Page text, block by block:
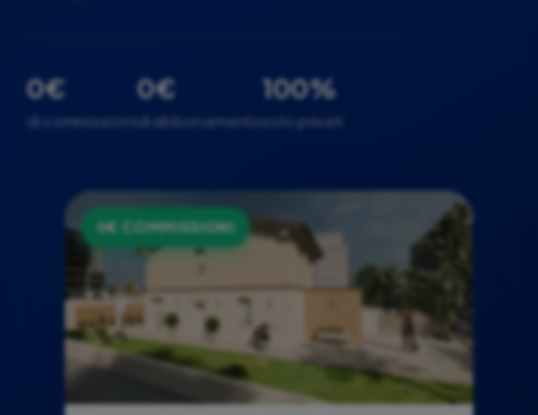
0€
di commissioni
0€
di abbonamento
100%
solo privati
0€ COMMISSIONI